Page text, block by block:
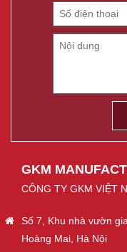
GKM
CÔNG TY GKM VIỆT
Số 7, Khu nhà vườn
Hoàng Mai, Hà Nội